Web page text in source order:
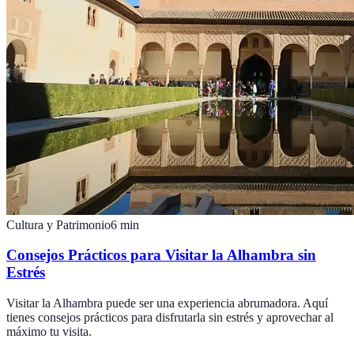
Cultura y Patrimonio6 min
Consejos Prácticos para Visitar la Alhambra sin
Estrés
Visitar la Alhambra puede ser una experiencia abrumadora. Aquí
tienes consejos prácticos para disfrutarla sin estrés y aprovechar al
máximo tu visita.